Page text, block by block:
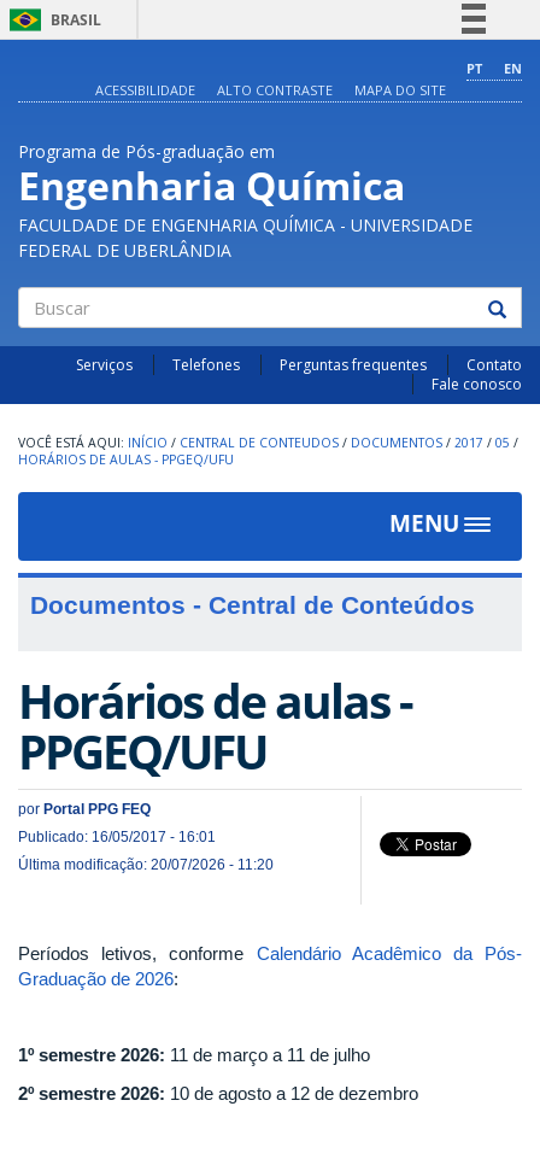
BRASIL
Comunica BR
Acesso à informação
Legislação
PT
EN
ACESSIBILIDADE
ALTO CONTRASTE MAPA DO SITE
Programa de Pós-graduação em
Engenharia Química
FACULDADE DE ENGENHARIA QUÍMICA - UNIVERSIDADE
FEDERAL DE UBERLÂNDIA
Buscar
Serviços Telefones Perguntas frequentes
Contato
Fale conosco
INÍCIO / CENTRAL DE CONTEUDOS / DOCUMENTOS / 2017 / 05 /
HORÁRIOS DE AULAS - PPGEQ/UFU
MENU
Toggle
Documentos - Central de Conteúdos
Horários de aulas -
PPGEQ/UFU
por Portal PPG FEQ
Publicado: 16/05/2017 - 16:01
Última modificação: 20/07/2026 - 11:20
Períodos letivos, conforme Calendário Acadêmico da Pós-
Graduação de 2026:
1º semestre 2026: 11 de março a 11 de julho
2º semestre 2026: 10 de agosto a 12 de dezembro